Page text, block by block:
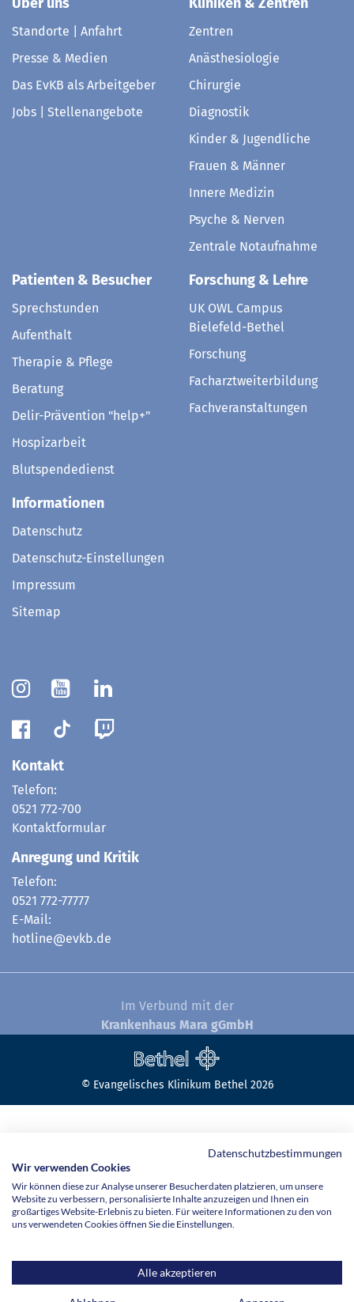
Standorte | Anfahrt
Presse & Medien
Das EvKB als Arbeitgeber
Jobs | Stellenangebote
Zentren
Anästhesiologie
Chirurgie
Diagnostik
Kinder & Jugendliche
Frauen & Männer
Innere Medizin
Psyche & Nerven
Zentrale Notaufnahme
Patienten & Besucher
Sprechstunden
Aufenthalt
Therapie & Pflege
Beratung
Delir-Prävention "help+"
Hospizarbeit
Blutspendedienst
Forschung & Lehre
UK OWL Campus
Bielefeld-Bethel
Forschung
Facharztweiterbildung
Fachveranstaltungen
Informationen
Datenschutz
Datenschutz-Einstellungen
Impressum
Sitemap
Kontakt
Telefon:
0521 772-700
Kontaktformular
Anregung und Kritik
Telefon:
0521 772-77777
E-Mail:
hotline@evkb.de
Im Verbund mit der
Krankenhaus Mara gGmbH
© Evangelisches Klinikum Bethel 2026
Datenschutzbestimmungen
Wir verwenden Cookies
Wir können diese zur Analyse unserer Besucherdaten platzieren, um unsere
Website zu verbessern, personalisierte Inhalte anzuzeigen und Ihnen ein
großartiges Website-Erlebnis zu bieten. Für weitere Informationen zu den von
uns verwendeten Cookies öffnen Sie die Einstellungen.
Alle akzeptieren